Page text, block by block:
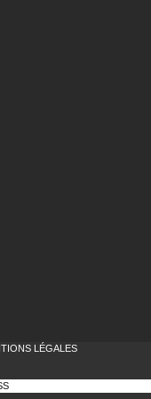
LÉGALES